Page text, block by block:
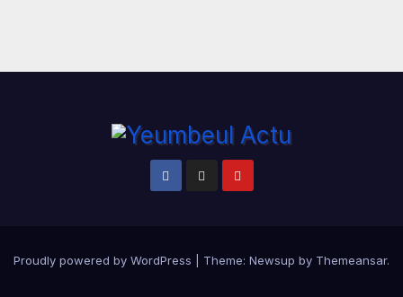
Proudly powered by WordPress Theme: Newsup by Themeansar.